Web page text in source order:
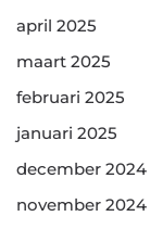
april 2025
maart 2025
februari 2025
januari 2025
december 2024
november 2024